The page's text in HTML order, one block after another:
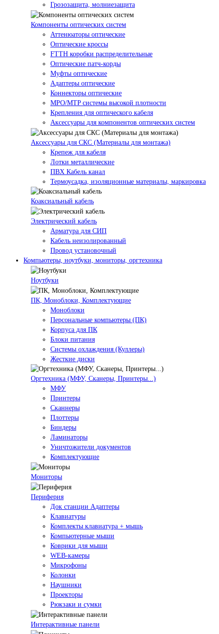
Грозозащита, молниезащита
Компоненты оптических систем
Аттенюаторы оптические
Оптические кроссы
FTTH коробки распределительные
Оптические патч-корды
Муфты оптические
Адаптеры оптические
Коннекторы оптические
MPO/MTP системы высокой плотности
Крепления для оптического кабеля
Аксессуары для компонентов оптических систем
Аксессуары для СКС (Материалы для монтажа)
Крепеж для кабеля
Лотки металлические
ПВХ Кабель канал
Термоусадка, изоляционные материалы, маркировка
Коаксиальный кабель
Электрический кабель
Арматура для СИП
Кабель неизолированный
Провод установочный
Компьютеры, ноутбуки, мониторы, оргтехника
Ноутбуки
ПК, Моноблоки, Комплектующие
Моноблоки
Персональные компьютеры (ПК)
Корпуса для ПК
Блоки питания
Системы охлаждения (Куллеры)
Жесткие диски
Оргтехника (МФУ, Сканеры, Принтеры...)
МФУ
Принтеры
Сканнеры
Плоттеры
Биндеры
Ламинаторы
Уничтожители документов
Комплектующие
Мониторы
Периферия
Док станции Адаптеры
Клавиатуры
Комплекты клавиатура + мышь
Компьютерные мыши
Коврики для мыши
WEB-камеры
Микрофоны
Колонки
Наушники
Проекторы
Рюкзаки и сумки
Интерактивные панели